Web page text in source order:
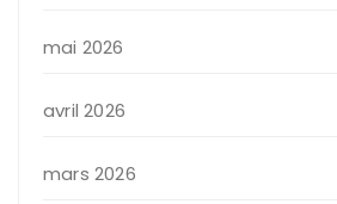
mai 2026
avril 2026
mars 2026